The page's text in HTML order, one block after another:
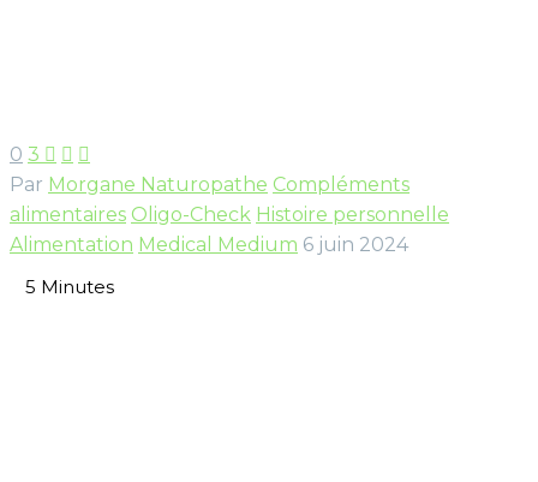
0 3   
Par Morgane Naturopathe Compléments
alimentaires Oligo-Check Histoire personnelle
Alimentation Medical Medium 6 juin 2024
5 Minutes